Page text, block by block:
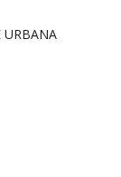
URBANA